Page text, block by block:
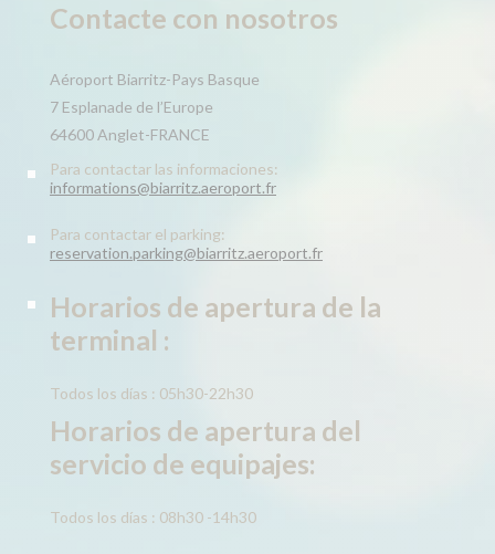
Contacte con nosotros
Aéroport Biarritz-Pays Basque
7 Esplanade de l’Europe
64600 Anglet-FRANCE
Para contactar las informaciones:
informations@biarritz.aeroport.fr
Para contactar el parking:
reservation.parking@biarritz.aeroport.fr
Horarios de apertura de la
terminal :
Todos los días : 05h30-22h30
Horarios de apertura del
servicio de equipajes:
Todos los días : 08h30 -14h30